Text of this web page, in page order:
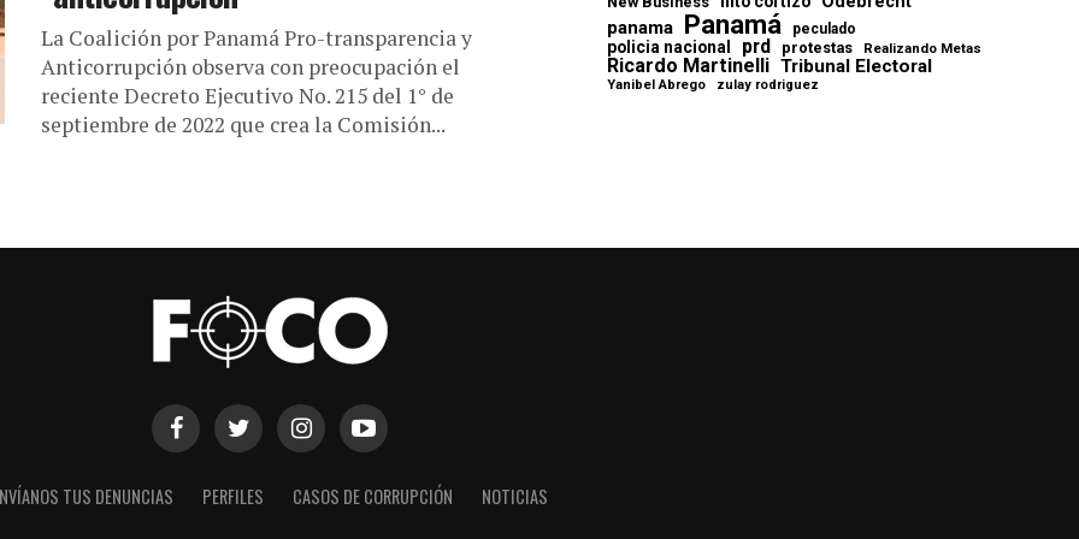
La Coalición por Panamá Pro-transparencia y
Anticorrupción observa con preocupación el
reciente Decreto Ejecutivo No. 215 del 1° de
septiembre de 2022 que crea la Comisión...
panama Panamá peculado
policia nacional prd protestas Realizando Metas
Ricardo Martinelli Tribunal Electoral
Yanibel Abrego zulay rodriguez
TUS DENUNCIAS PERFILES CASOS DE CORRUPCIÓN NOTICIAS